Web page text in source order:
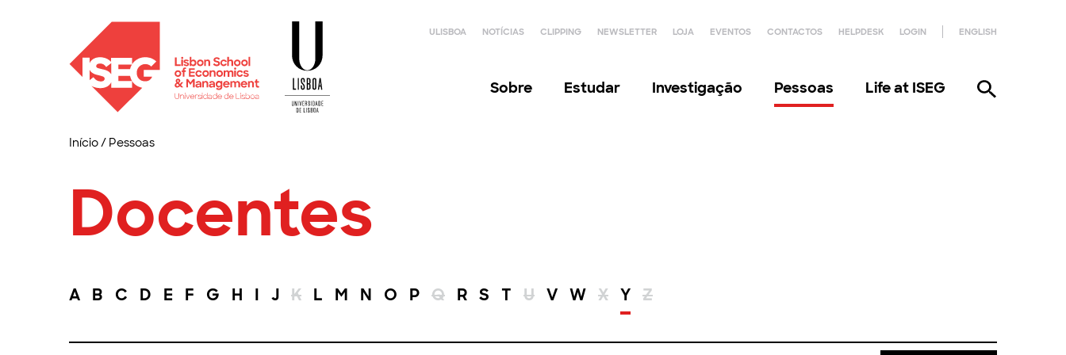
ULISBOA NOTÍCIAS CLIPPING NEWSLETTER LOJA EVENTOS CONTACTOS HELPDESK LOGIN ENGLISH
Sobre Estudar Investigação Pessoas Life at ISEG
Início/ Pessoas
Docentes
A B C D E F G H I J K L M N O P Q R S T U V W X Y Z